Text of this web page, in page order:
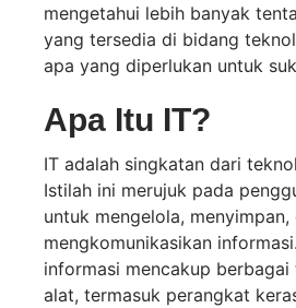
mengetahui lebih banyak
yang tersedia di bidang
apa yang diperlukan untuk
Apa Itu IT?
IT adalah singkatan dari
Istilah ini merujuk pada
untuk mengelola, menyimpan,
mengkomunikasikan
informasi mencakup
alat, termasuk perangkat